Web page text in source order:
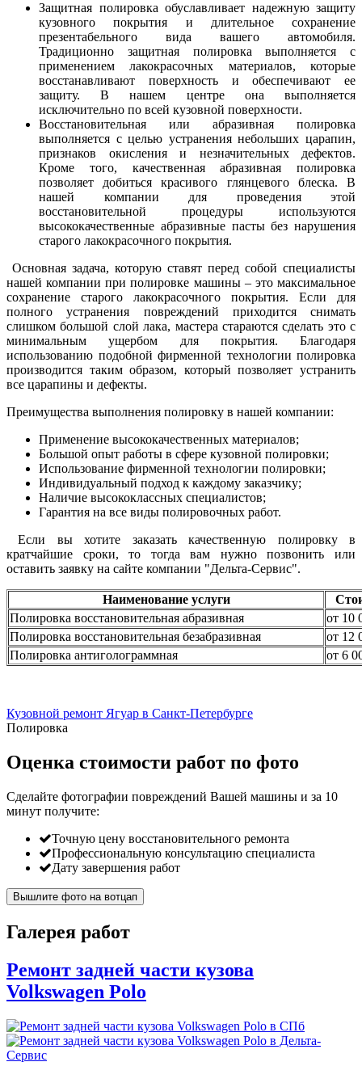
Защитная полировка обуславливает надежную защиту
кузовного покрытия и длительное сохранение
презентабельного вида вашего автомобиля.
Традиционно защитная полировка выполняется с
применением лакокрасочных материалов, которые
восстанавливают поверхность и обеспечивают ее
защиту. В нашем центре она выполняется
исключительно по всей кузовной поверхности.
Восстановительная или абразивная полировка
выполняется с целью устранения небольших царапин,
признаков окисления и незначительных дефектов.
Кроме того, качественная абразивная полировка
позволяет добиться красивого глянцевого блеска. В
нашей компании для проведения этой
восстановительной процедуры используются
высококачественные абразивные пасты без нарушения
старого лакокрасочного покрытия.
Основная задача, которую ставят перед собой специалисты
нашей компании при полировке машины – это максимальное
сохранение старого лакокрасочного покрытия. Если для
полного устранения повреждений приходится снимать
слишком большой слой лака, мастера стараются сделать это с
минимальным ущербом для покрытия. Благодаря
использованию подобной фирменной технологии полировка
производится таким образом, который позволяет устранить
все царапины и дефекты.
Преимущества выполнения полировку в нашей компании:
Применение высококачественных материалов;
Большой опыт работы в сфере кузовной полировки;
Использование фирменной технологии полировки;
Индивидуальный подход к каждому заказчику;
Наличие высококлассных специалистов;
Гарантия на все виды полировочных работ.
Если вы хотите заказать качественную полировку в
кратчайшие сроки, то тогда вам нужно позвонить или
оставить заявку на сайте компании "Дельта-Сервис".
Наименование услуги
Полировка восстановительная абразивная
от 10
Полировка восстановительная безабразивная
от 12
Полировка антиголограммная
от 6
Кузовной ремонт Ягуар в Санкт-Петербурге
Полировка
Оценка стоимости работ по фото
Сделайте фотографии повреждений Вашей машины и за 10
минут получите:
Точную цену восстановительного ремонта
Профессиональную консультацию специалиста
Дату завершения работ
Вышлите фото на вотцап
Галерея работ
Ремонт задней части кузова
Volkswagen Polo